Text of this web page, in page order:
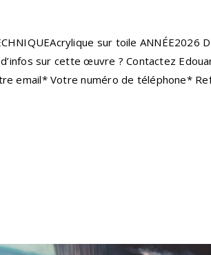
sur toile ANNÉE2026
sur cette œuvre ? Contactez
email* Votre numéro de téléphone*